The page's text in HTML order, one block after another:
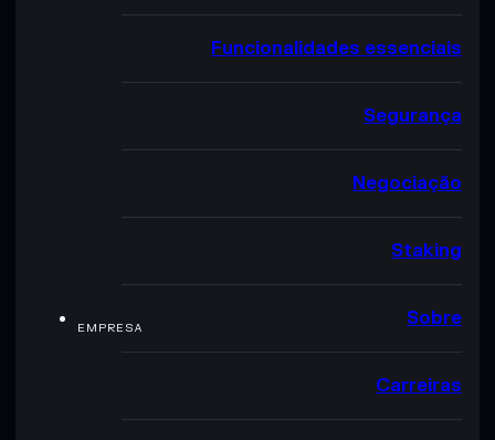
Funcionalidades essenciais
Segurança
Negociação
Staking
EMPRESA Sobre
Carreiras